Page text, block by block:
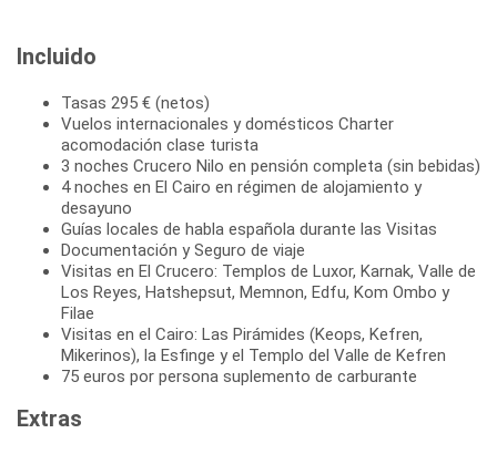
Incluido
Tasas 295 € (netos)
Vuelos internacionales y domésticos Charter
acomodación clase turista
3 noches Crucero Nilo en pensión completa (sin bebidas)
4 noches en El Cairo en régimen de alojamiento y
desayuno
Guías locales de habla española durante las Visitas
Documentación y Seguro de viaje
Visitas en El Crucero: Templos de Luxor, Karnak, Valle de
Los Reyes, Hatshepsut, Memnon, Edfu, Kom Ombo y
Filae
Visitas en el Cairo: Las Pirámides (Keops, Kefren,
Mikerinos), la Esfinge y el Templo del Valle de Kefren
75 euros por persona suplemento de carburante
Extras